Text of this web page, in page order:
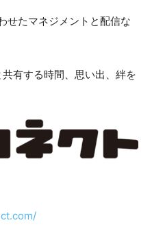
せたマネジメントと配信な
有する時間、思い出、絆を